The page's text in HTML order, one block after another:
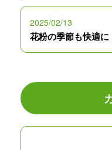
2025/02/13
花粉の季節も快適に